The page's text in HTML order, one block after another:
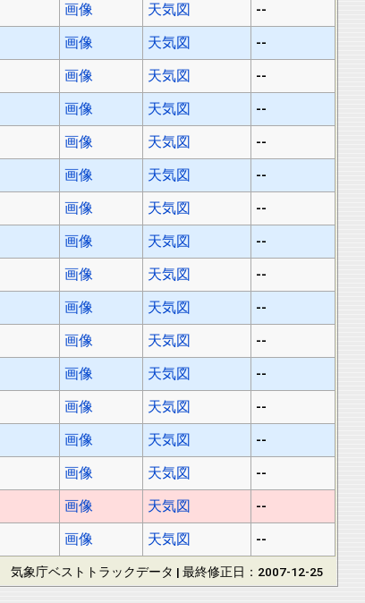
画像 天気図
--
画像 天気図
--
画像 天気図
--
画像 天気図
--
画像 天気図
--
画像 天気図
--
画像 天気図
--
画像 天気図
--
画像 天気図
--
画像 天気図
--
画像 天気図
--
画像 天気図
--
画像 天気図
--
画像 天気図
--
画像 天気図
--
画像 天気図
--
画像 天気図 --
気象庁ベストトラックデータ | 最終修正日：2007-12-25